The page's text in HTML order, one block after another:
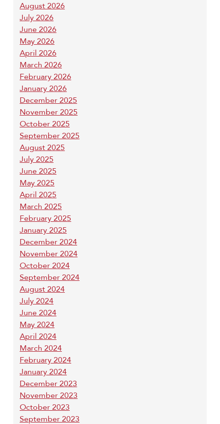
August 2026
July 2026
June 2026
May 2026
April 2026
March 2026
February 2026
January 2026
December 2025
November 2025
October 2025
September 2025
August 2025
July 2025
June 2025
May 2025
April 2025
March 2025
February 2025
January 2025
December 2024
November 2024
October 2024
September 2024
August 2024
July 2024
June 2024
May 2024
April 2024
March 2024
February 2024
January 2024
December 2023
November 2023
October 2023
September 2023